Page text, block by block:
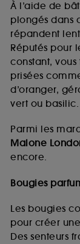
À l’aide de
plongés dans
répandent
Réputés pour
constant, vous
prisées
d’oranger,
vert ou basilic.
Parmi les
Malone
encore.
Bougies
Les bougies
pour créer
Des senteurs